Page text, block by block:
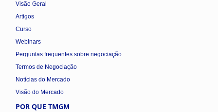
Visão Geral
Artigos
Curso
Webinars
Perguntas frequentes sobre negociação
Termos de Negociação
Notícias do Mercado
Visão do Mercado
POR QUE TMGM